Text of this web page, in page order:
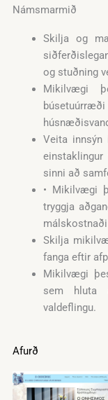
Námsmarmið
Skilja og
og stuðning
Mikilvægi
búsetuúrræði
Veita
sinni að
• Mikilvægi
tryggja
Skilja
fanga eftir
Mikilvægi
sem hluta
valdeflingu.
Afurð